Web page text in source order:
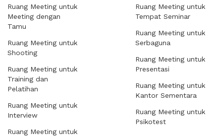
Ruang Meeting untuk
Meeting dengan
Tamu
Ruang Meeting untuk
Shooting
Ruang Meeting untuk
Training dan
Pelatihan
Ruang Meeting untuk
Interview
Ruang Meeting untuk
Ruang Meeting untuk
Tempat Seminar
Ruang Meeting untuk
Serbaguna
Ruang Meeting untuk
Presentasi
Ruang Meeting untuk
Kantor Sementara
Ruang Meeting untuk
Psikotest